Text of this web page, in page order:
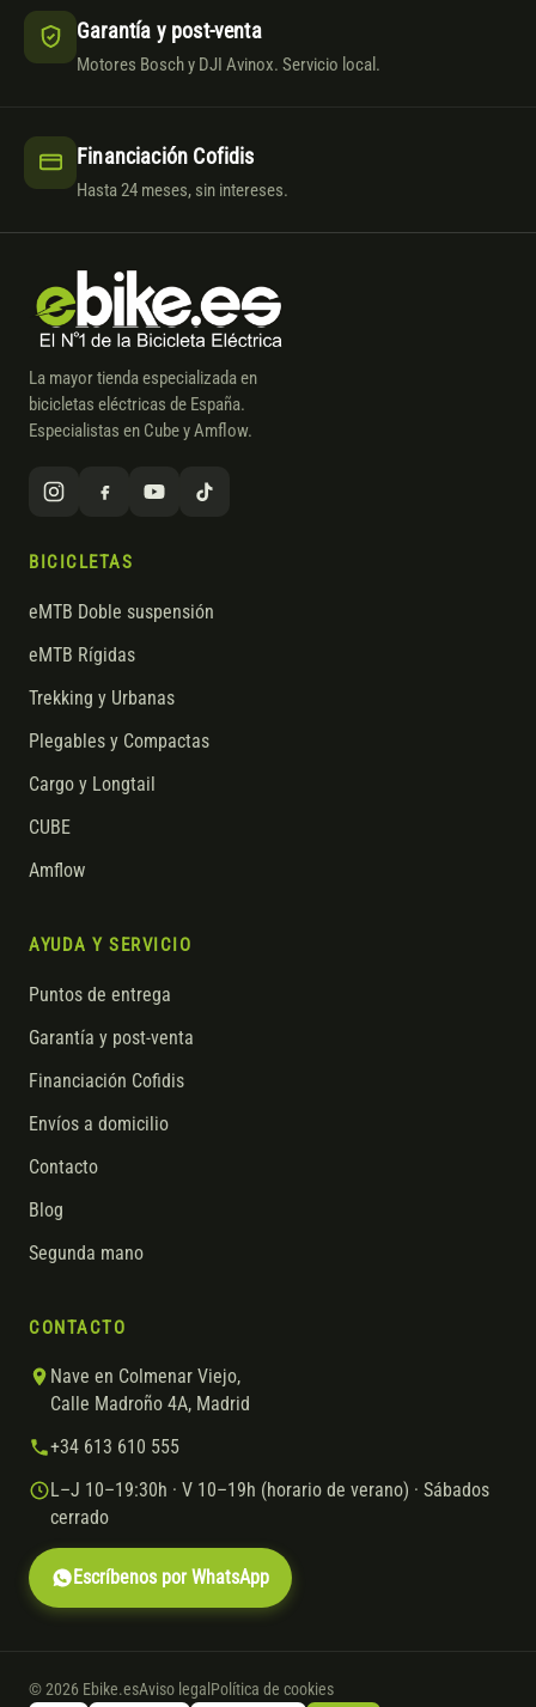
Garantía y post-venta
Motores Bosch y DJI Avinox. Servicio local.
Financiación Cofidis
Hasta 24 meses, sin intereses.
La mayor tienda especializada en
bicicletas eléctricas de España.
Especialistas en Cube y Amflow.
BICICLETAS
eMTB Doble suspensión
eMTB Rígidas
Trekking y Urbanas
Plegables y Compactas
Cargo y Longtail
CUBE
Amflow
AYUDA Y SERVICIO
Puntos de entrega
Garantía y post-venta
Financiación Cofidis
Envíos a domicilio
Contacto
Blog
Segunda mano
CONTACTO
Nave en Colmenar Viejo,
Calle Madroño 4A, Madrid
+34 613 610 555
L–J 10–19:30h · V 10–19h (horario de verano) · Sábados
cerrado
Escríbenos por WhatsApp
© 2026 Ebike.esAviso legal Política de cookies